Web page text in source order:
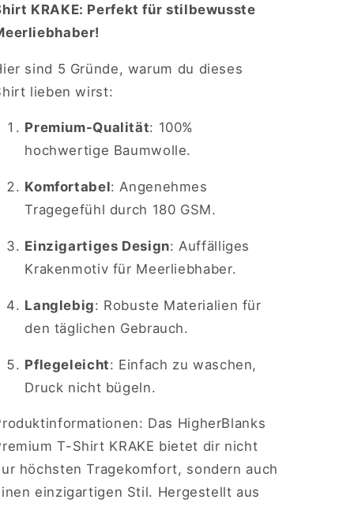
KRAKE: Perfekt für stilbewusste
sind 5 Gründe, warum du dieses
lieben wirst:
Premium-Qualität: 100%
hochwertige Baumwolle.
Komfortabel: Angenehmes
Tragegefühl durch 180 GSM.
Einzigartiges Design: Auffälliges
Krakenmotiv für Meerliebhaber.
Langlebig: Robuste Materialien für
den täglichen Gebrauch.
Pflegeleicht: Einfach zu waschen,
Druck nicht bügeln.
Das HigherBlanks
T-Shirt KRAKE bietet dir nicht
höchsten Tragekomfort, sondern auch
einzigartigen Stil. Hergestellt aus